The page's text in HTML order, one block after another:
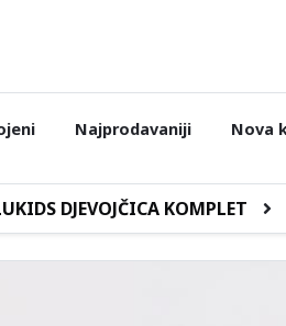
Najprodavaniji Nova
DJEVOJČICA KOMPLET